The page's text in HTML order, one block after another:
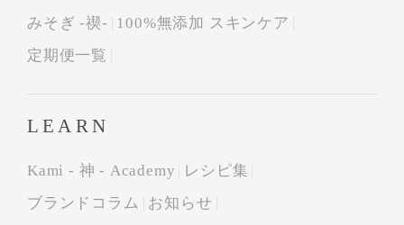
みそぎ -禊-
100%無添加 スキンケア
定期便一覧
LEARN
Kami - 神 - Academy
レシピ集
ブランドコラム
お知らせ